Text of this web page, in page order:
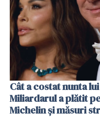
Cât a costat nunta
Miliardarul a plătit
Michelin și măsuri